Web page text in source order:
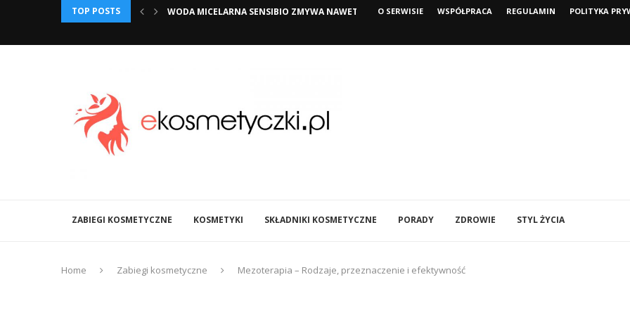
TOP POSTS
NAWET NAJMOCNIEJSZY MAKIJAŻ. CZY...JAK ZACHOWAĆ BLISKOŚĆ Z PARTNEREM PO NARODZINACH DZIECKA?...KLUCZOWE STANDARDY HIGIENICZNE
O SERWISIE WSPÓŁPRACA REGULAMIN POLITYKA
ZABIEGI KOSMETYCZNE KOSMETYKI SKŁADNIKI KOSMETYCZNE PORADY ZDROWIE STYL ŻYCIA
Home Zabiegi kosmetyczne Mezoterapia – Rodzaje, przeznaczenie i efektywność